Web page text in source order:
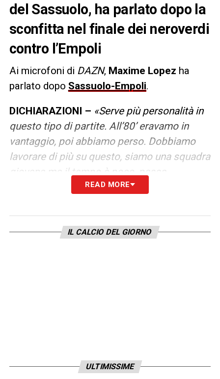
del Sassuolo, ha parlato dopo la
sconfitta nel finale dei neroverdi
contro l’Empoli
Ai microfoni di DAZN, Maxime Lopez ha
parlato dopo Sassuolo-Empoli.
DICHIARAZIONI – «Serve più personalità in
questo tipo di partite. All’80’ eravamo in
vantaggio, poi abbiamo perso. Dobbiamo
lavorare di più su questo, siamo una squadra
giovane ma il tempo è poco, passa
velocemente. Sembrava una settimana
bocca. Noi vogliamo vincere tutte le partite,
ma in alcuni momenti dobbiamo essere più
READ MORE
IL CALCIO DEL GIORNO
ULTIMISSIME